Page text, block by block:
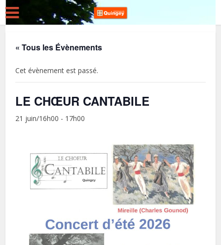
« Tous les Évènements
Cet évènement est passé.
LE CHŒUR CANTABILE
21 juin/16h00 - 17h00